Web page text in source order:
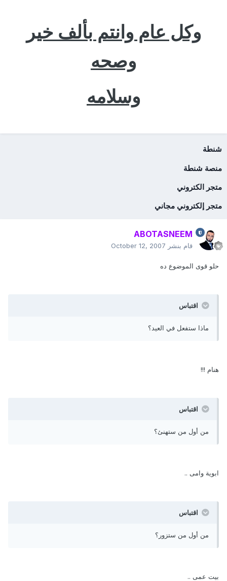
وكل عام وانتم بألف خير
وصحه
وسلامه
شنطة
منصة شنطة
متجر الكتروني
متجر إلكتروني مجاني
ABOTASNEEM
قام بنشر October 12, 2007
حلو قوى الموضوع ده
اقتباس
ماذا ستفعل في العيد؟
هنام !!!
اقتباس
من أول من ستهنئ؟
ابوية وامى ..
اقتباس
من أول من ستزور؟
بيت عمى ..